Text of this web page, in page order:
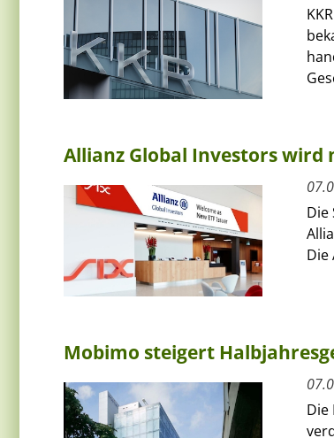
Allianz Global Investors wird
Die
Die
Mobimo steigert
Die